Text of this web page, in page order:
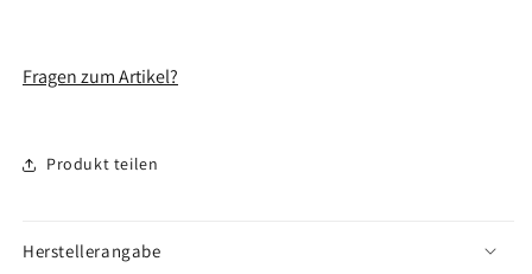
Fragen zum Artikel?
Produkt teilen
Herstellerangabe